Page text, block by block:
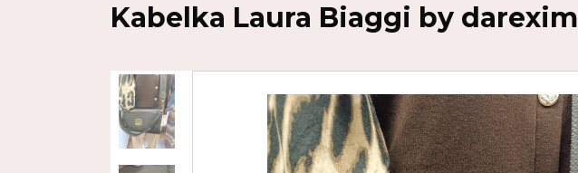
Kabelka Laura Biaggi by darexim